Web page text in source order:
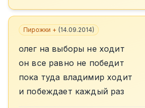
Пирожки + (14.09.2014)
олег на выборы не ходит
он все равно не победит
пока туда владимир ходит
и побеждает каждый раз